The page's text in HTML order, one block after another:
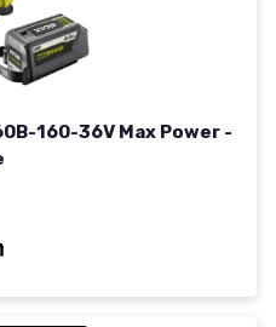
160-36V Max Power -